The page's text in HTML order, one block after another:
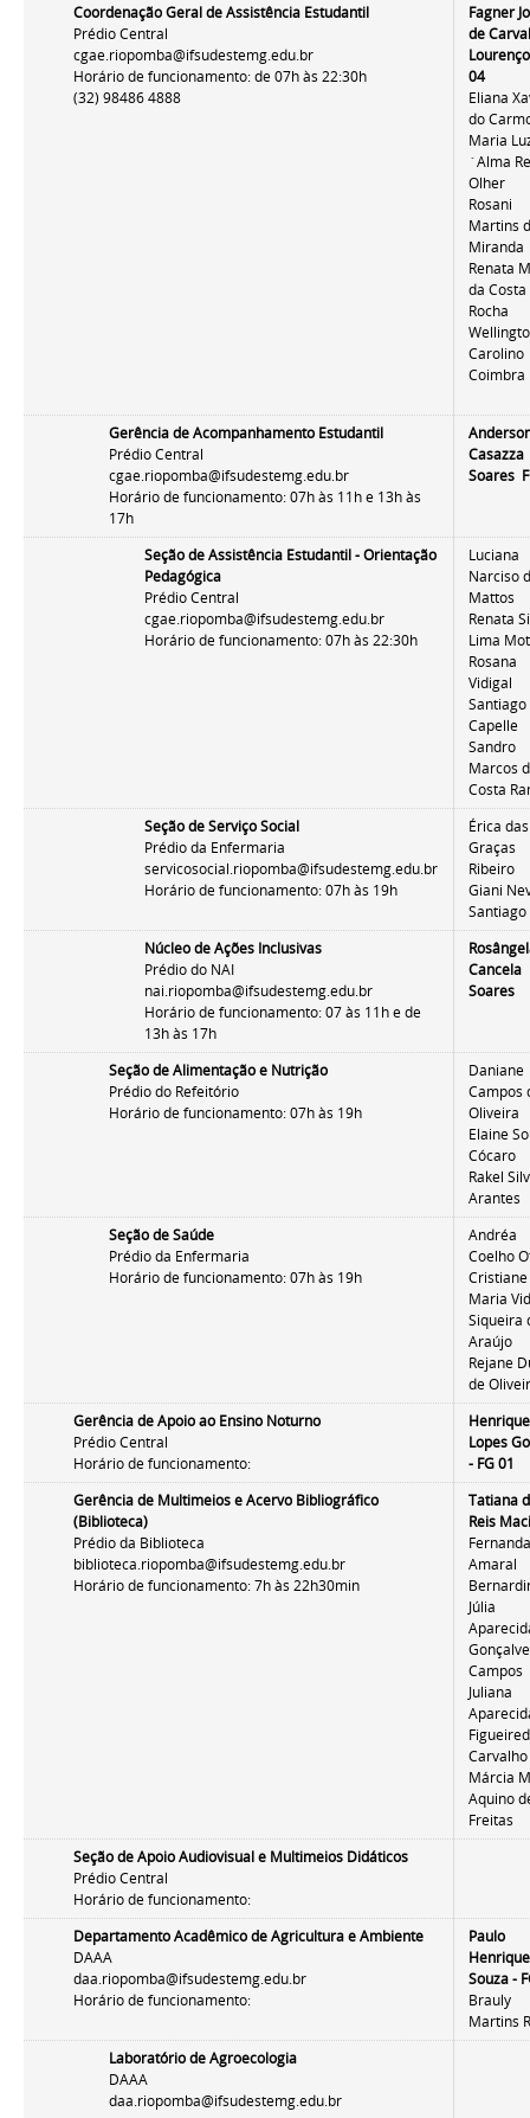
Coordenação Geral de Assistência Estudantil
Prédio Central
cgae.riopomba@ifsudestemg.edu.br
Horário de funcionamento: de 07h às 22:30h
(32) 98486 4888
Fagner
de
04
Eliana
do
Maria
´Alma
Olher
Rosani
Martins
Miranda
Renata
da Costa
Rocha
Carolino
Coimbra
Gerência de Acompanhamento Estudantil
Prédio Central
cgae.riopomba@ifsudestemg.edu.br
Horário de funcionamento: 07h às 11h e 13h às
17h
Casazza
Soares
Seção de Assistência Estudantil - Orientação
Pedagógica
Prédio Central
cgae.riopomba@ifsudestemg.edu.br
Horário de funcionamento: 07h às 22:30h
Luciana
Narciso
Mattos
Renata
Lima
Rosana
Vidigal
Santiago
Capelle
Sandro
Marcos
Costa
Seção de Serviço Social
Prédio da Enfermaria
servicosocial.riopomba@ifsudestemg.edu.br
Horário de funcionamento: 07h às 19h
Érica das
Graças
Ribeiro
Giani
Santiago
Núcleo de Ações Inclusivas
Prédio do NAI
nai.riopomba@ifsudestemg.edu.br
Horário de funcionamento: 07 às 11h e de
13h às 17h
Cancela
Soares
Seção de Alimentação e Nutrição
Prédio do Refeitório
Horário de funcionamento: 07h às 19h
Daniane
Campos
Oliveira
Elaine
Cócaro
Rakel
Arantes
Seção de Saúde
Prédio da Enfermaria
Horário de funcionamento: 07h às 19h
Andréa
Coelho
Cristiane
Maria
Siqueira
Araújo
Rejane
de
Gerência de Apoio ao Ensino Noturno
Prédio Central
Horário de funcionamento:
Henrique
Lopes
- FG 01
Gerência de Multimeios e Acervo Bibliográfico
(Biblioteca)
Prédio da Biblioteca
biblioteca.riopomba@ifsudestemg.edu.br
Horário de funcionamento: 7h às 22h30min
Tatiana
Reis
Amaral
Júlia
Campos
Juliana
Carvalho
Márcia
Aquino
Freitas
Seção de Apoio Audiovisual e Multimeios Didáticos
Prédio Central
Horário de funcionamento:
Departamento Acadêmico de Agricultura e Ambiente
DAAA
daa.riopomba@ifsudestemg.edu.br
Horário de funcionamento:
Paulo
Souza -
Brauly
Martins
Laboratório de Agroecologia
DAAA
daa.riopomba@ifsudestemg.edu.br